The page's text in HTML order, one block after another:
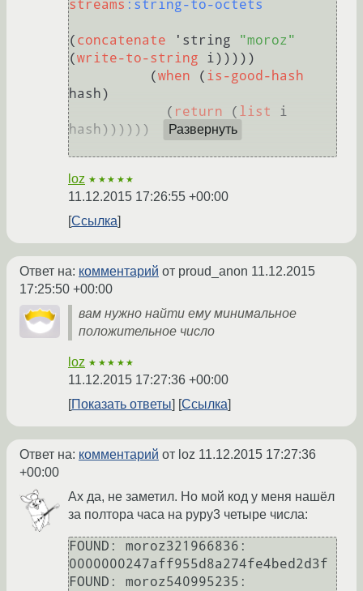
streams :string-to-octets
( concatenate 'string
"moroz"
(write-to-string i)))))
          (
when ( is-good-hash
hash)
            (
return ( list
i
hash))))))
Развернуть
loz ★★★★★
11.12.2015 17:26:55 +00:00
Ссылка
Ответ на: комментарий от proud_anon 11.12.2015
17:25:50 +00:00
вам нужно найти ему минимальное
положительное число
loz ★★★★★
11.12.2015 17:27:36 +00:00
Показать ответы
Ссылка
Ответ на: комментарий от loz 11.12.2015 17:27:36
+00:00
Ах да, не заметил. Но мой код у меня нашёл
за полтора часа на pypy3 четыре числа:
FOUND: moroz321966836:
0000000247aff955d8a274fe4bed2d3f
FOUND: moroz540995235: